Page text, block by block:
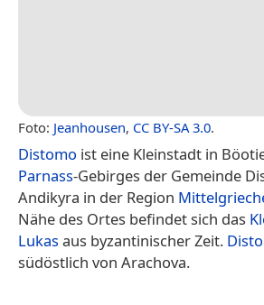
Foto: Jeanhousen, CC BY-SA 3.0.
Distomo ist eine Kleinstadt in
Parnass-Gebirges der Gemeinde
Andikyra in der Region
Nähe des Ortes befindet sich das
Lukasaus byzantinischer Zeit.
südöstlich von Arachova.